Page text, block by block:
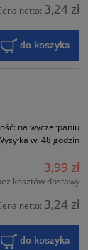
netto: 3,24 zł
do koszyka
na wyczerpaniu
w: 48 godzin
3,99 zł
kosztów dostawy
netto: 3,24 zł
do koszyka